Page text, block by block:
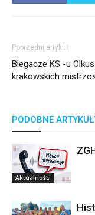
Poprzedni artykuł
Biegacze KS -u
krakowskich
PODOBNE
Aktualności